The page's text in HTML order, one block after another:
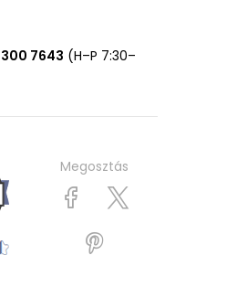
300 7643 (H–P 7:30–
Megosztás